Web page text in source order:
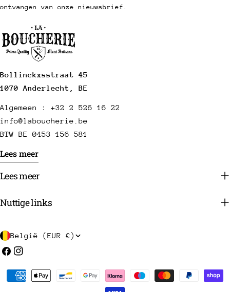
Bollinckxsstraat 45
1070 Anderlecht, BE
Algemeen : +32 2 526 16 22
info@laboucherie.be
BTW BE 0453 156 581
Lees meer
Lees meer
Nuttige links
ontvangen van onze nieuwsbrief.
L
a
n
België (EUR €)
Facebook
Instagram
Betaalmethoden